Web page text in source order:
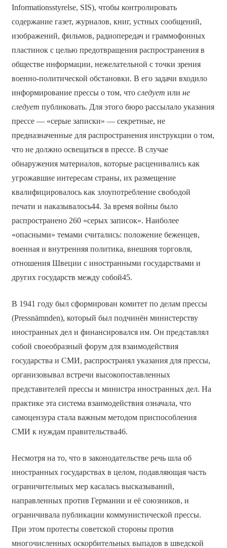
Informationsstyrelse, SIS), чтобы контролировать
содержание газет, журналов, книг, устных сообщений,
изображений, фильмов, радиопередач и граммофонных
пластинок с целью предотвращения распространения в
обществе информации, нежелательной с точки зрения
военно-политической обстановки. В его задачи входило
информирование прессы о том, что следует или не
следует публиковать. Для этого бюро рассылало указания
прессе — «серые записки» — секретные, не
предназначенные для распространения инструкции о том,
что не должно освещаться в прессе. В случае
обнаружения материалов, которые расценивались как
угрожавшие интересам страны, их размещение
квалифицировалось как злоупотребление свободой
печати и наказывалось44. За время войны было
распространено 260 «серых записок». Наиболее
«опасными» темами считались: положение беженцев,
военная и внутренняя политика, внешняя торговля,
отношения Швеции с иностранными государствами и
других государств между собой45.
В 1941 году был сформирован комитет по делам прессы
(Pressnämnden), который был подчинён министерству
иностранных дел и финансировался им. Он представлял
собой своеобразный форум для взаимодействия
государства и СМИ, распространял указания для прессы,
организовывал встречи высокопоставленных
представителей прессы и министра иностранных дел. На
практике эта система взаимодействия означала, что
самоцензура стала важным методом приспособления
СМИ к нуждам правительства46.
Несмотря на то, что в законодательстве речь шла об
иностранных государствах в целом, подавляющая часть
ограничительных мер касалась высказываний,
направленных против Германии и её союзников, и
ограничивала публикации коммунистической прессы.
При этом протесты советской стороны против
многочисленных оскорбительных выпадов в шведской